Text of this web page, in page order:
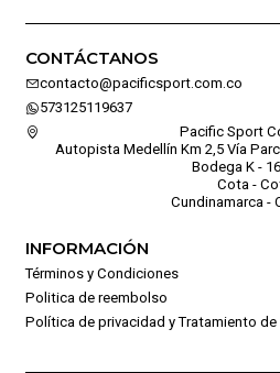
CONTÁCTANOS
contacto@pacificsport.com.co
573125119637
Pacific Sport
Autopista Medellín Km 2,5 Vía
Bodega K -
Cota -
Cundinamarca -
INFORMACIÓN
Términos y Condiciones
Politica de reembolso
Política de privacidad y Tratamiento